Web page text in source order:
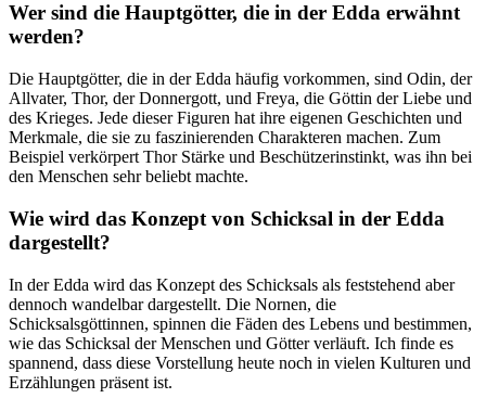
Wer sind die Hauptgötter, die in der Edda erwähnt
werden?
Die Hauptgötter, die in der Edda häufig vorkommen, sind Odin, der
Allvater, Thor, der Donnergott, und Freya, die Göttin der Liebe und
des Krieges. Jede dieser Figuren hat ihre eigenen Geschichten und
Merkmale, die sie zu faszinierenden Charakteren machen. Zum
Beispiel verkörpert Thor Stärke und Beschützerinstinkt, was ihn bei
den Menschen sehr beliebt machte.
Wie wird das Konzept von Schicksal in der Edda
dargestellt?
In der Edda wird das Konzept des Schicksals als feststehend aber
dennoch wandelbar dargestellt. Die Nornen, die
Schicksalsgöttinnen, spinnen die Fäden des Lebens und bestimmen,
wie das Schicksal der Menschen und Götter verläuft. Ich finde es
spannend, dass diese Vorstellung heute noch in vielen Kulturen und
Erzählungen präsent ist.